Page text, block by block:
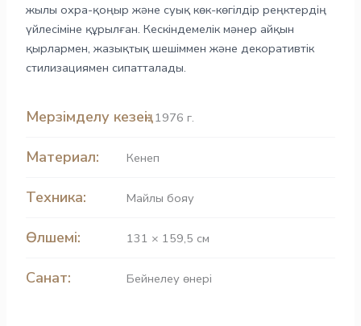
жылы охра-қоңыр және суық көк-көгілдір реңктердің
үйлесіміне құрылған. Кескіндемелік мәнер айқын
қырлармен, жазықтық шешіммен және декоративтік
стилизациямен сипатталады.
Мерзімделу кезеңі: 1976 г.
Материал: Кенеп
Техника: Майлы бояу
Өлшемі: 131 × 159,5 см
Санат: Бейнелеу өнері